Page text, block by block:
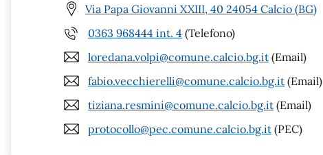
Via Papa Giovanni XXIII, 40 24054 Calcio (BG)
0363 968444 int. 4 (Telefono)
loredana.volpi@comune.calcio.bg.it (Email)
fabio.vecchierelli@comune.calcio.bg.it (Email)
tiziana.resmini@comune.calcio.bg.it (Email)
protocollo@pec.comune.calcio.bg.it (PEC)